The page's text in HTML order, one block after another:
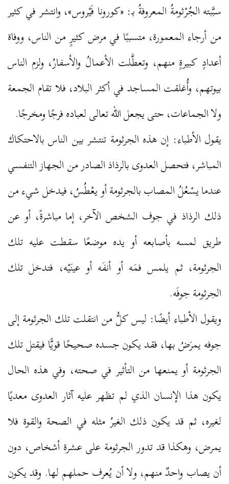
سبَّبته الجُرْثومةُ المعروفةُ بـ: «كورونا فَيْروس»، وانتشر في كثير
من أرجاء المعمورة، متسببًا في مرض كثيرٍ من الناس، ووفاة
أعدادٍ كبيرةٍ منهم، وتعطَّلت الأعمالُ والأسفارُ، ولزم الناس
بيوتهم، وأُغلقت المساجد في أكثر البلاد، فلا تقام الجمعة
ولا الجماعات، حتى يجعل الله تعالى لعباده فرجًا ومخرجًا.
يقول الأطباء: إن هذه الجرثومة تنتشر بين الناس بالاحتكاك
المباشر، فتحصل العدوى بالرذاذ الصادر من الجهاز التنفسي
عندما يسْعُلُ المصاب بالجرثومة أو يعْطُسُ، فيدخل شيء من
ذلك الرذاذ في جوف الشخص الآخر، إما مباشرةً، أو عن
طريق لمسه بأصابعه أو يده موضعًا سقطت عليه تلك
الجرثومة، ثم يلمس فمَه أو أنفَه أو عينَيْه، فتدخل تلك
الجرثومة جوفَه.
ويقول الأطباء أيضًا: ليس كلُّ من انتقلت تلك الجرثومة إلى
جوفه يمرَضُ بها، فقد يكون جسده صحيحًا قويًّا فيقتل تلك
الجرثومة أو يمنعها من التأثير في صحته، وفي هذه الحال
يكون هذا الإنسان الذي لم تظهر عليه آثار العدوى معديًا
لغيره، ثم قد يكون ذلك الغيرُ مثله في الصحة والقوة فلا
يمرض، وهكذا قد تدور الجرثومة على عشرة أشخاص، دون
أن يصاب واحدٌ منهم، ولا أن يُعرف حملهم لها. وقد يكون